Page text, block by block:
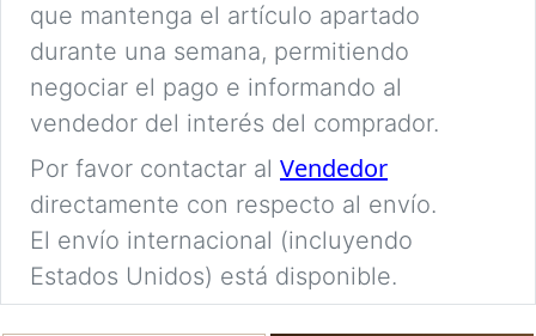
que mantenga el artículo apartado
durante una semana, permitiendo
negociar el pago e informando al
vendedor del interés del comprador.
Por favor contactar al Vendedor
directamente con respecto al envío.
El envío internacional (incluyendo
Estados Unidos) está disponible.